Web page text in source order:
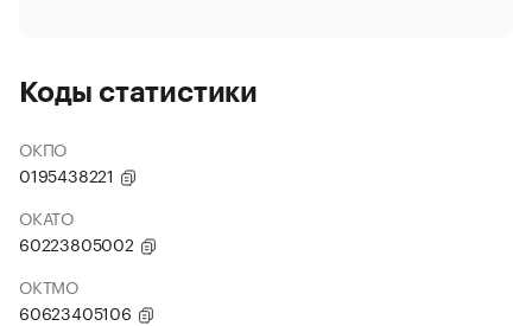
Коды статистики
ОКПО
0195438221
ОКАТО
60223805002
ОКТМО
60623405106